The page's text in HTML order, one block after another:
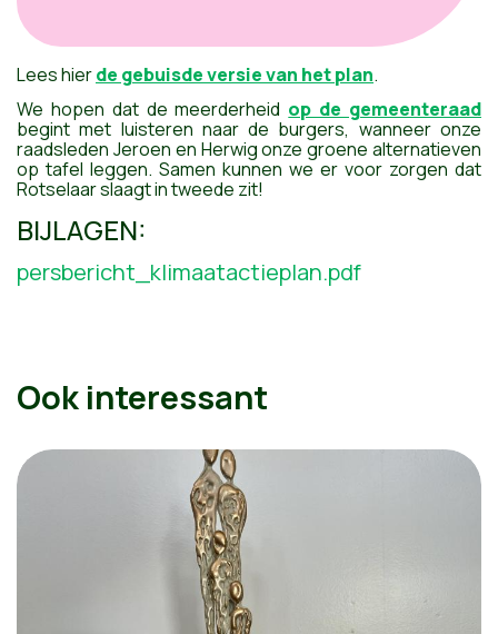
Lees hierde gebuisde versie van het plan.
We hopen dat de meerderheid op de gemeenteraad
begint met luisteren naar de burgers, wanneer onze
raadsleden Jeroen en Herwig onze groene alternatieven
op tafel leggen. Samen kunnen we er voor zorgen dat
Rotselaar slaagt in tweede zit!
BIJLAGEN:
persbericht_klimaatactieplan.pdf
Ook interessant